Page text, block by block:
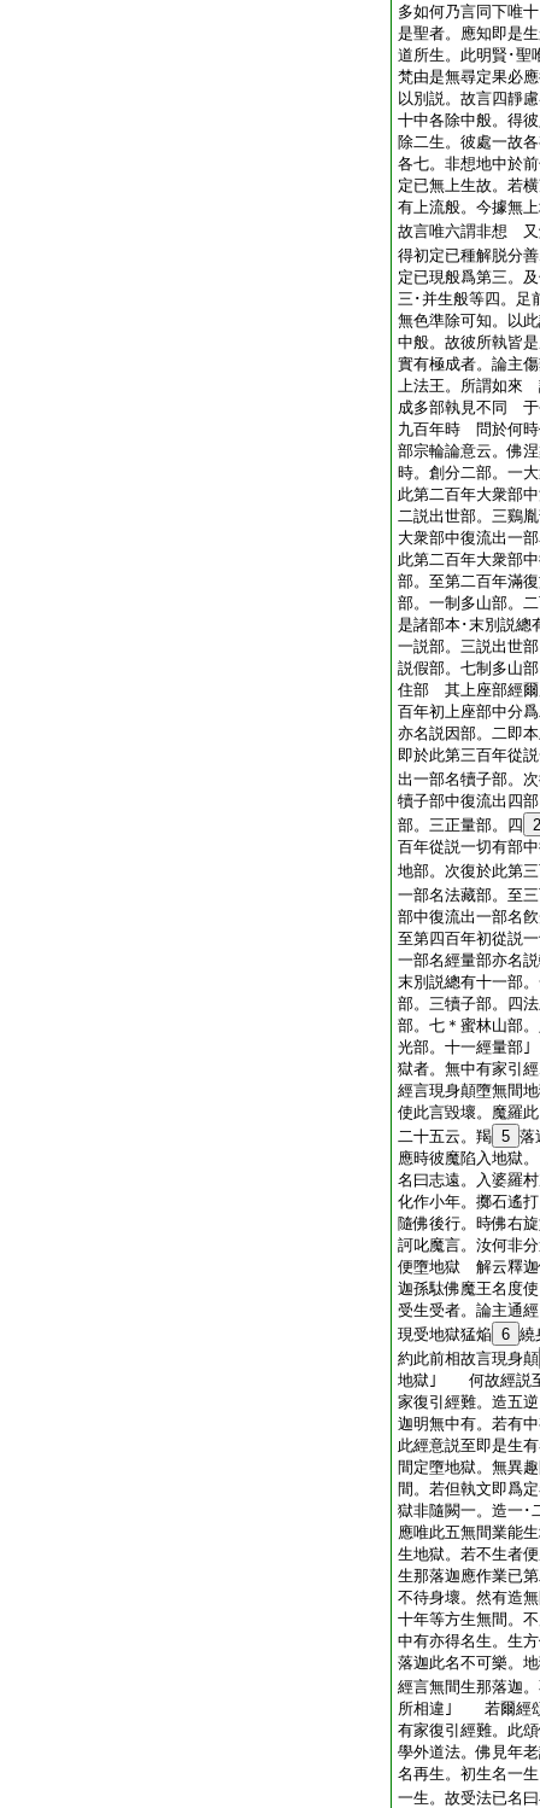
多如何乃言同下唯
是聖者。應知即是
道所生。此明賢･聖
梵由是無尋定果必
以別説。故言四靜
十中各除中般。得
除二生。彼處一故
各七。非想地中於
定已無上生故。若
有上流般。今據無
故言唯六謂非想 又
得初定已種解脱分
定已現般爲第三。
三･并生般等四。足
無色準除可知。以
中般。故彼所執
實有極成者。論主
上法王。所謂如來
成多部執見不同 于
九百年時 問於何
部宗輪論意云。佛
時。創分二部。一
此第二百年大衆部
二説出世部。三鷄
大衆部中復流出一
此第二百年大衆部
部。至第二百年滿
部。一制多山部。
是諸部本･末別説總
一説部。三説出世
説假部。七制多山
住部 其上座部經爾
百年初上座部中分
亦名説因部。二即
即於此第三百年從
出一部名犢子部。
犢子部中復流出四
部。三正量部。四 2
百年從説一切有部
地部。次復於此第
一部名法藏部。至
部中復流出一部名
至第四百年初從説
一部名經量部亦名
末別説總有十一部
部。三犢子部。四
部。七＊蜜林山部
光部。十一經量部
獄者。無中有家引
經言現身顛墮無間
使此言毀壞。魔羅
二十五云。羯 5 落
應時彼魔陷入地獄
名曰志遠。入婆羅
化作小年。擲石遙
隨佛後行。時佛右
訶叱魔言。汝何非
便墮地獄 解云釋迦
迦孫駄佛魔王名
受生受者。論主通
現受地獄猛焔 6 繞
約此前相故言現身顛
地獄｣ 何故經説至
家復引經難。造五
迦明無中有。若有
此經意説至即是生
間定墮地獄。無異
間。若但執文即爲
獄非隨闕一。造一･
應唯此五無間業能
生地獄。若不生者
生那落迦應作業已
不待身壞。然有造
十年等方生無間。
中有亦得名生。生
落迦此名不可樂。
經言無間生那落迦
所相違｣ 若爾經頌
有家復引經難。此
學外道法。佛見年
名再生。初生名一
一生。故受法已名